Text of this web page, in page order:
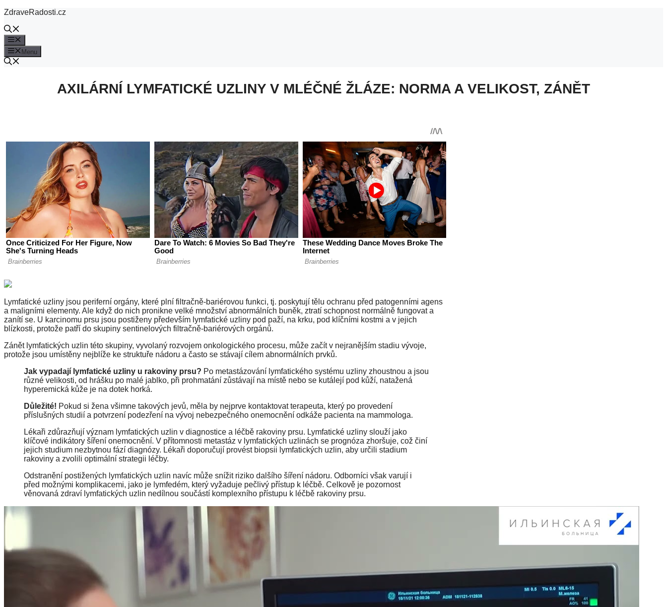
Přeskočit
obsah
ZdraveRadosti.cz
Menu
AXILÁRNÍ LYMFATICKÉ UZLINY V MLÉČNÉ ŽLÁZE: NORMA A VELIKOST, ZÁNĚT
Lymfatické uzliny jsou periferní orgány, které plní filtračně-bariérovou funkci, tj. poskytují tělu ochranu před patogenními agens
a maligními elementy. Ale když do nich pronikne velké množství abnormálních buněk, ztratí schopnost normálně fungovat a
zanítí se. U karcinomu prsu jsou postiženy především lymfatické uzliny pod paží, na krku, pod klíčními kostmi a v jejich
blízkosti, protože patří do skupiny sentinelových filtračně-bariérových orgánů.
Zánět lymfatických uzlin této skupiny, vyvolaný rozvojem onkologického procesu, může začít v nejranějším stadiu vývoje,
protože jsou umístěny nejblíže ke struktuře nádoru a často se stávají cílem abnormálních prvků.
Jak vypadají lymfatické uzliny u rakoviny prsu? Po metastázování lymfatického systému uzliny zhoustnou a jsou
různé velikosti, od hrášku po malé jablko, při prohmatání zůstávají na místě nebo se kutálejí pod kůží, natažená
hyperemická kůže je na dotek horká.
Důležité! Pokud si žena všimne takových jevů, měla by nejprve kontaktovat terapeuta, který po provedení
příslušných studií a potvrzení podezření na vývoj nebezpečného onemocnění odkáže pacienta na mammologa.
Lékaři zdůrazňují význam lymfatických uzlin v diagnostice a léčbě rakoviny prsu. Lymfatické uzliny slouží jako
klíčové indikátory šíření onemocnění. V přítomnosti metastáz v lymfatických uzlinách se prognóza zhoršuje, což činí
jejich studium nezbytnou fází diagnózy. Lékaři doporučují provést biopsii lymfatických uzlin, aby určili stadium
rakoviny a zvolili optimální strategii léčby.
Odstranění postižených lymfatických uzlin navíc může snížit riziko dalšího šíření nádoru. Odborníci však varují i ​​
před možnými komplikacemi, jako je lymfedém, který vyžaduje pečlivý přístup k léčbě. Celkově je pozornost
věnovaná zdraví lymfatických uzlin nedílnou součástí komplexního přístupu k léčbě rakoviny prsu.